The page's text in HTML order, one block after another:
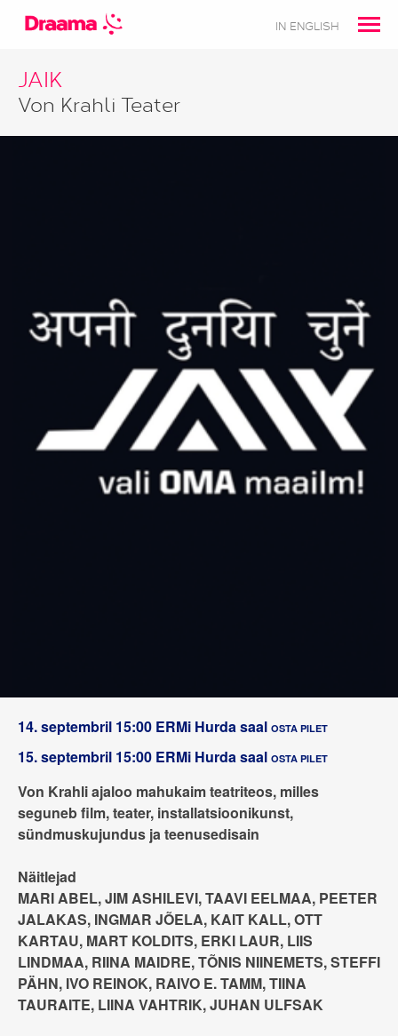
IN ENGLISH
JAIK
Von Krahli Teater
14. septembril 15:00 ERMi Hurda saal OSTA PILET
15. septembril 15:00 ERMi Hurda saal OSTA PILET
Von Krahli ajaloo mahukaim teatriteos, milles
seguneb film, teater, installatsioonikunst,
sündmuskujundus ja teenusedisain
Näitlejad
MARI ABEL, JIM ASHILEVI, TAAVI EELMAA, PEETER
JALAKAS, INGMAR JÕELA, KAIT KALL, OTT
KARTAU, MART KOLDITS, ERKI LAUR, LIIS
LINDMAA, RIINA MAIDRE, TÕNIS NIINEMETS, STEFFI
PÄHN, IVO REINOK, RAIVO E. TAMM, TIINA
TAURAITE, LIINA VAHTRIK, JUHAN ULFSAK